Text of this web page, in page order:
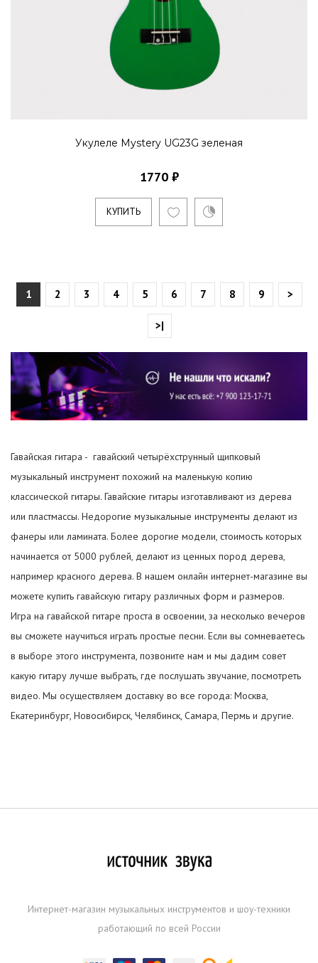
Укулеле Mystery UG23G зеленая
1770 ₽
КУПИТЬ
1 2 3 4 5 6 7 8 9 >
>|
Гавайская гитара - гавайский четырёхструнный щипковый
музыкальный инструмент похожий на маленькую копию
классической гитары. Гавайские гитары изготавливают из дерева
или пластмассы. Недорогие музыкальные инструменты делают из
фанеры или ламината. Более дорогие модели, стоимость которых
начинается от 5000 рублей, делают из ценных пород дерева,
например красного дерева. В нашем онлайн интернет-магазине вы
можете купить гавайскую гитару различных форм и размеров.
Игра на гавайской гитаре проста в освоении, за несколько вечеров
вы сможете научиться играть простые песни. Если вы сомневаетесь
в выборе этого инструмента, позвоните нам и мы дадим совет
какую гитару лучше выбрать, где послушать звучание, посмотреть
видео. Мы осуществляем доставку во все города: Москва,
Екатеринбург, Новосибирск, Челябинск, Самара, Пермь и другие.
Интернет-магазин музыкальных инструментов и шоу-техники
работающий по всей России